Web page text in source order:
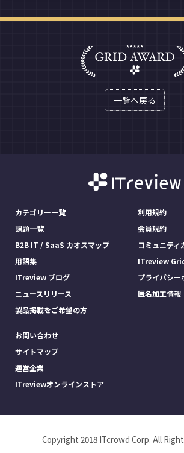
一覧へ戻る
カテゴリー一覧
課題一覧
B2B IT / SaaS カオスマップ
用語集
ITreview ブログ
ニュースリリース
製品掲載をご希望の方
利用規約
会員規約
コミュニティ
ITreview
プライバシー
匿名加工情報
お問い合わせ
サイトマップ
運営企業
ITreviewオンラインストア
Copyright 2018 ITcrowd Corp. All